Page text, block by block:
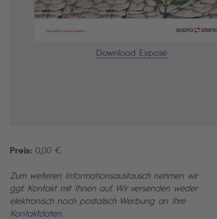
Download Exposé
Preis: 0,00 €
Zum weiteren Informationsaustausch nehmen wir
ggf. Kontakt mit Ihnen auf. Wir versenden weder
elektronisch noch postalisch Werbung an Ihre
Kontaktdaten.